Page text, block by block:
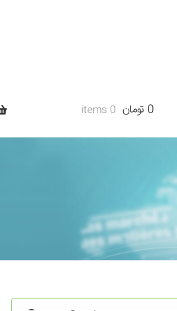
0 تومان 0 items